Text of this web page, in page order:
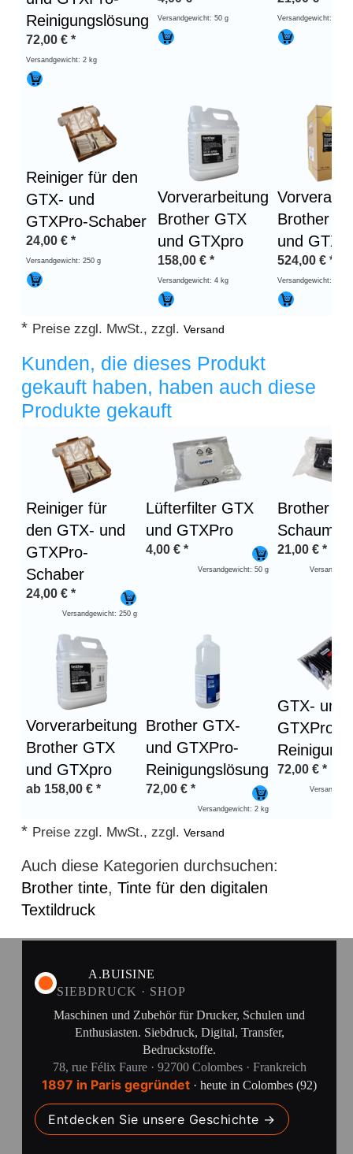
Reinigungslösung
72,00 € *
Versandgewicht: 2 kg
Versandgewicht: 50 g Versandgewicht: 200 g
Reiniger für den
GTX- und
GTXPro-Schaber
24,00 € *
Versandgewicht: 250 g
Vorverarbeitung
Brother GTX
und GTXpro
158,00 € *
Versandgewicht: 4 kg
Brother
und
524,00 € *
Versandgewicht: 20 kg
* Preise zzgl. MwSt., zzgl.Versand
Kunden, die dieses Produkt
gekauft haben, haben auch diese
Produkte gekauft
Überschrift
Reiniger für
den GTX- und
GTXPro-
Schaber
24,00 € *
Versandgewicht: 250 g
Lüfterfilter GTX
und GTXPro
4,00 € *
Versandgewicht: 50 g
Brother
21,00 € *
Vorverarbeitung
Brother GTX
und GTXpro
ab 158,00 € *
Brother GTX-
und GTXPro-
Reinigungslösung
72,00 € *
Versandgewicht: 2 kg
GTX- und
GTXPro-
72,00 € *
* Preise zzgl. MwSt., zzgl.Versand
Auch diese Kategorien durchsuchen:
Brother tinte,Tinte für den digitalen
Textildruck
A.BUISINE
SIEBDRUCK · SHOP
Maschinen und Zubehör für Drucker, Schulen und
Enthusiasten. Siebdruck, Digital, Transfer,
Bedruckstoffe.
78, rue Félix Faure · 92700 Colombes · Frankreich
1897 in Paris gegründet · heute in Colombes (92)
Entdecken Sie unsere Geschichte →